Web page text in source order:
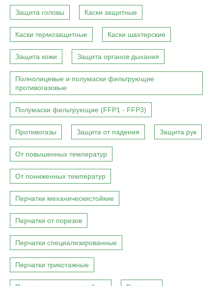
Защита головы Каски защитные
Каски термозащитные Каски шахтерские
Защита кожи Защита органов дыхания
Полнолицевые и полумаски фильтрующие
противогазовые
Полумаски фильтрующие (FFP1 - FFP3)
Противогазы Защита от падения Защита рук
От повышенных температур
От пониженных температур
Перчатки механическистойкие
Перчатки от порезов
Перчатки специализированные
Перчатки трикотажные